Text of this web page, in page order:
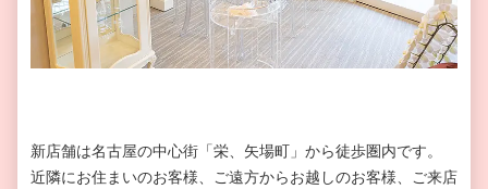
新店舗は名古屋の中心街「栄、矢場町」から徒歩圏内です。
近隣にお住まいのお客様、ご遠方からお越しのお客様、ご来店